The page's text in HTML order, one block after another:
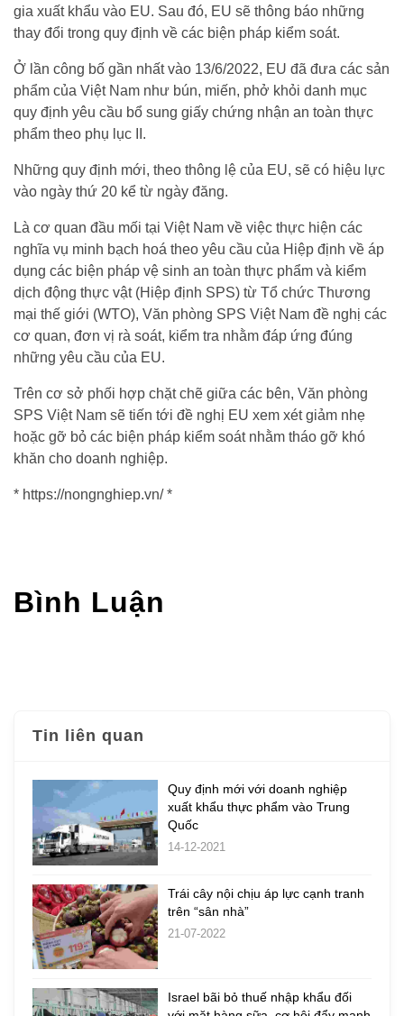
gia xuất khẩu vào EU. Sau đó, EU sẽ thông báo những
thay đổi trong quy định về các biện pháp kiểm soát.
Ở lần công bố gần nhất vào 13/6/2022, EU đã đưa các sản
phẩm của Việt Nam như bún, miến, phở khỏi danh mục
quy định yêu cầu bổ sung giấy chứng nhận an toàn thực
phẩm theo phụ lục II.
Những quy định mới, theo thông lệ của EU, sẽ có hiệu lực
vào ngày thứ 20 kể từ ngày đăng.
Là cơ quan đầu mối tại Việt Nam về việc thực hiện các
nghĩa vụ minh bạch hoá theo yêu cầu của Hiệp định về áp
dụng các biện pháp vệ sinh an toàn thực phẩm và kiểm
dịch động thực vật (Hiệp định SPS) từ Tổ chức Thương
mại thế giới (WTO), Văn phòng SPS Việt Nam đề nghị các
cơ quan, đơn vị rà soát, kiểm tra nhằm đáp ứng đúng
những yêu cầu của EU.
Trên cơ sở phối hợp chặt chẽ giữa các bên, Văn phòng
SPS Việt Nam sẽ tiến tới đề nghị EU xem xét giảm nhẹ
hoặc gỡ bỏ các biện pháp kiểm soát nhằm tháo gỡ khó
khăn cho doanh nghiệp.
* https://nongnghiep.vn/ *
Bình Luận
Tin liên quan
Quy định mới với doanh nghiệp
xuất khẩu thực phẩm vào Trung
Quốc
14-12-2021
Trái cây nội chịu áp lực cạnh tranh
trên “sân nhà”
21-07-2022
Israel bãi bỏ thuế nhập khẩu đối